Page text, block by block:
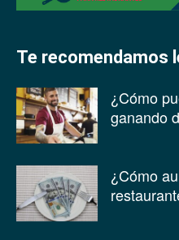
Te recomendamos
¿Cómo
ganando
¿Cómo